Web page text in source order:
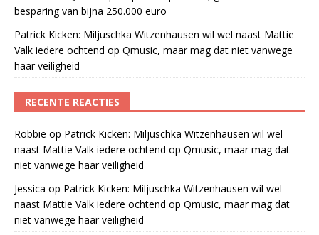
besparing van bijna 250.000 euro
Patrick Kicken: Miljuschka Witzenhausen wil wel naast Mattie
Valk iedere ochtend op Qmusic, maar mag dat niet vanwege
haar veiligheid
RECENTE REACTIES
Robbie op Patrick Kicken: Miljuschka Witzenhausen wil wel
naast Mattie Valk iedere ochtend op Qmusic, maar mag dat
niet vanwege haar veiligheid
Jessica op Patrick Kicken: Miljuschka Witzenhausen wil wel
naast Mattie Valk iedere ochtend op Qmusic, maar mag dat
niet vanwege haar veiligheid